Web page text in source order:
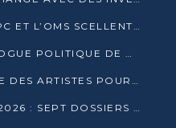
SANTÉ : LA FONDATION SNPC ET L’OMS SCELLENT UN PARTENARIAT STRATÉGIQUE DE TROIS ANS
L’UPRN SE RETIRE DU DIALOGUE POLITIQUE DE DJAMBALA : TENSIONS DANS LE PRÉ-ÉLECTORAL CONGOLAIS
DAVE MAFOULA À L’ÉCOUTE DES ARTISTES POUR REDÉFINIR SA POLITIQUE CULTURELLE
PRÉSIDENTIELLE DE MARS 2026 : SEPT DOSSIERS DE CANDIDATURE ENREGISTRÉS À LA CLÔTURE DES DÉPÔTS